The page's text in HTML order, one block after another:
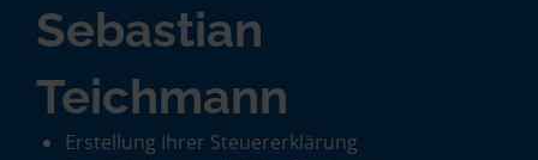
Sebastian
Teichmann
Erstellung Ihrer Steuererklärung